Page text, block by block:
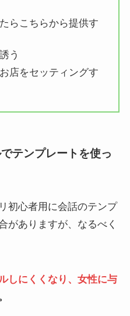
らこちらから提供す
う
店をセッティングす
テンプレートを使っ
初心者用に会話のテンプ
がありますが、なるべく
しにくくなり、女性に与